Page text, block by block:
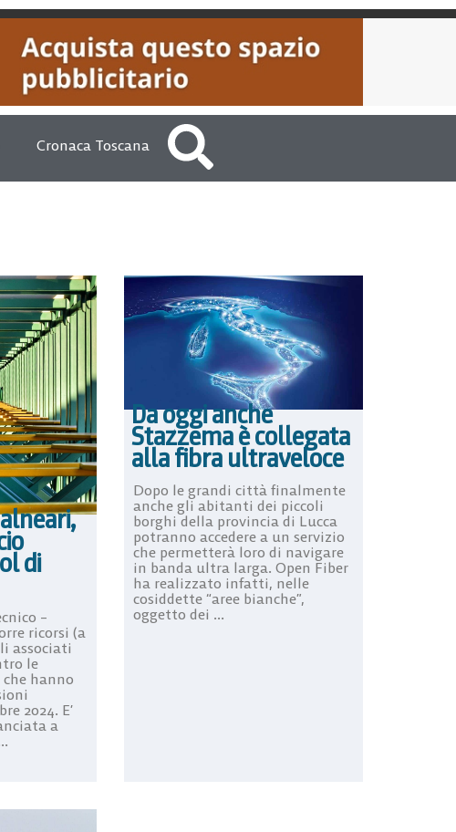
Cronaca Toscana
di
–
ricorsi (a
associati
le
hanno
2024. E’
a
Da oggi anche
Stazzema è collegata
alla fibra ultraveloce
Dopo le grandi città finalmente
anche gli abitanti dei piccoli
borghi della provincia di Lucca
potranno accedere a un servizio
che permetterà loro di navigare
in banda ultra larga. Open Fiber
ha realizzato infatti, nelle
cosiddette “aree bianche”,
oggetto dei ...